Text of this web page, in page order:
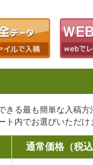
る最も簡単な入稿方
内でお選びいただけ
通常価格（税込